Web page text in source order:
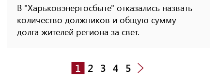
В "Харьковэнергосбыте" отказались назвать
количество должников и общую сумму
долга жителей региона за свет.
1 2 3 4 5